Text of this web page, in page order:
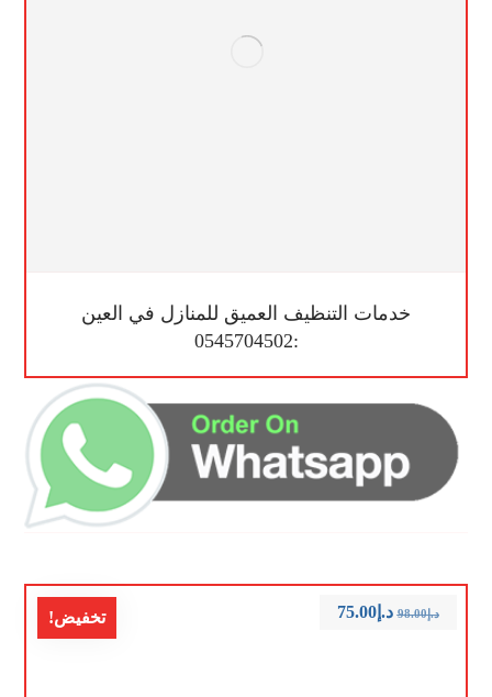
خدمات التنظيف العميق للمنازل في العين
:0545704502
تخفيض! د.إ98.00 د.إ75.00